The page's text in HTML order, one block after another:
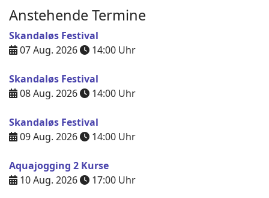
Anstehende Termine
Skandaløs Festival
07 Aug. 2026
14:00 Uhr
Skandaløs Festival
08 Aug. 2026
14:00 Uhr
Skandaløs Festival
09 Aug. 2026
14:00 Uhr
Aquajogging 2 Kurse
10 Aug. 2026
17:00 Uhr